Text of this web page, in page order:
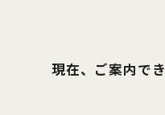
現在、ご案内で